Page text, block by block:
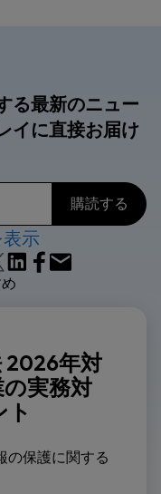
る最新のニュー
イに直接お届け
示
2026年対
実務対
ト
の保護に関する